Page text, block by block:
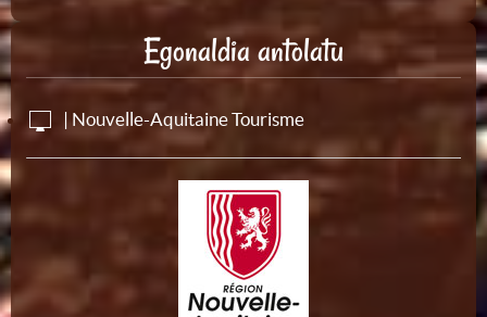
Egonaldia antolatu
| Nouvelle-Aquitaine Tourisme